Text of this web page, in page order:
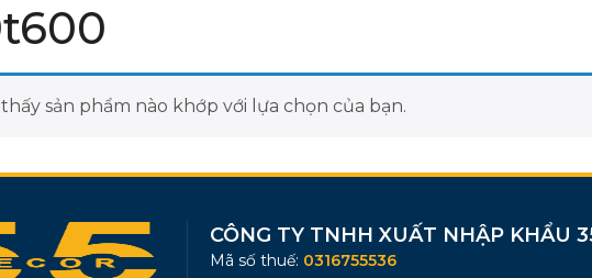
sản phẩm nào khớp với lựa chọn của bạn.
CÔNG TY TNHH XUẤT NHẬP KHẨU
Mã số thuế: 0316755536